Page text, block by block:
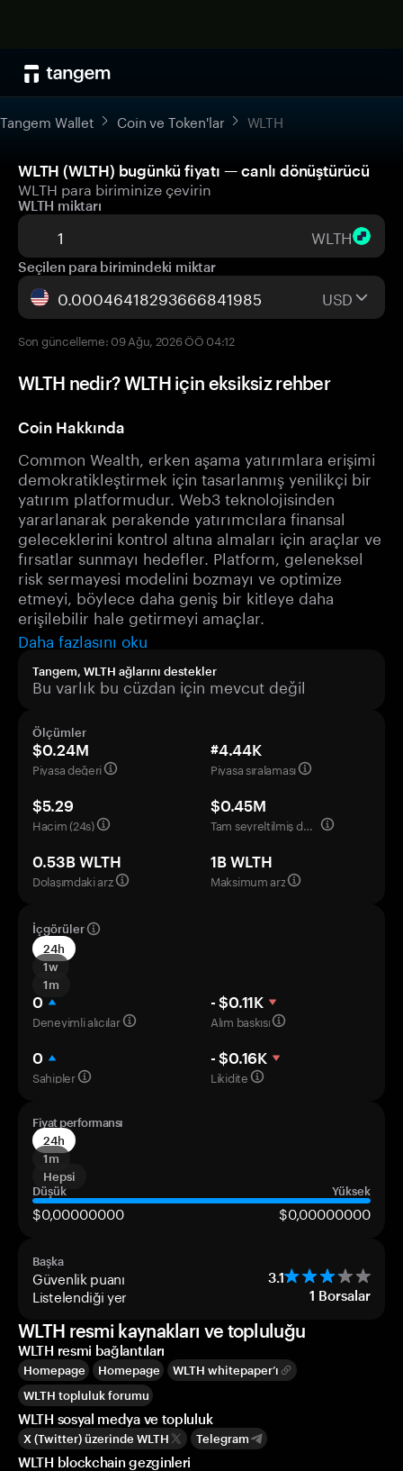
Tangem Wallet Coin ve Token'lar WLTH
WLTH (WLTH) bugünkü fiyatı — canlı dönüştürücü
WLTH para biriminize çevirin
WLTH miktarı
WLTH
Seçilen para birimindeki miktar
USD
Son güncelleme: 09 Ağu, 2026 ÖÖ 04:12
WLTH nedir? WLTH için eksiksiz rehber
Coin Hakkında
Common Wealth, erken aşama yatırımlara erişimi
demokratikleştirmek için tasarlanmış yenilikçi bir
yatırım platformudur. Web3 teknolojisinden
yararlanarak perakende yatırımcılara finansal
geleceklerini kontrol altına almaları için araçlar ve
fırsatlar sunmayı hedefler. Platform, geleneksel
risk sermayesi modelini bozmayı ve optimize
etmeyi, böylece daha geniş bir kitleye daha
erişilebilir hale getirmeyi amaçlar.
Daha fazlasını oku
Tangem, WLTH ağlarını destekler
Bu varlık bu cüzdan için mevcut değil
Ölçümler
$0.24M
Piyasa değeri
#4.44K
Piyasa sıralaması
$5.29
Hacim (24s)
$0.45M
Tam seyreltilmiş değerleme
0.53B WLTH
Dolaşımdaki arz
1B WLTH
Maksimum arz
İçgörüler
24h
1w
1m
0
Deneyimli alıcılar
- $0.11K
Alım baskısı
0
Sahipler
- $0.16K
Likidite
Fiyat performansı
24h
1m
Hepsi
Düşük
Yüksek
$0,00000000 $0,00000000
Başka
Güvenlik puanı 3.1
Listelendiği yer 1 Borsalar
WLTH resmi kaynakları ve topluluğu
WLTH resmi bağlantıları
Homepage Homepage
WLTH whitepaper’ı
WLTH topluluk forumu
WLTH sosyal medya ve topluluk
X (Twitter) üzerinde WLTH Telegram
WLTH blockchain gezginleri